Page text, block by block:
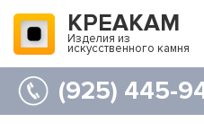
КРЕАКАМ
Изделия из
искусственного камня
(925) 445-